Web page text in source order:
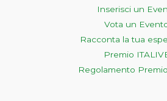
Inserisci un
Vota un
Racconta la tua
Premio
Regolamento